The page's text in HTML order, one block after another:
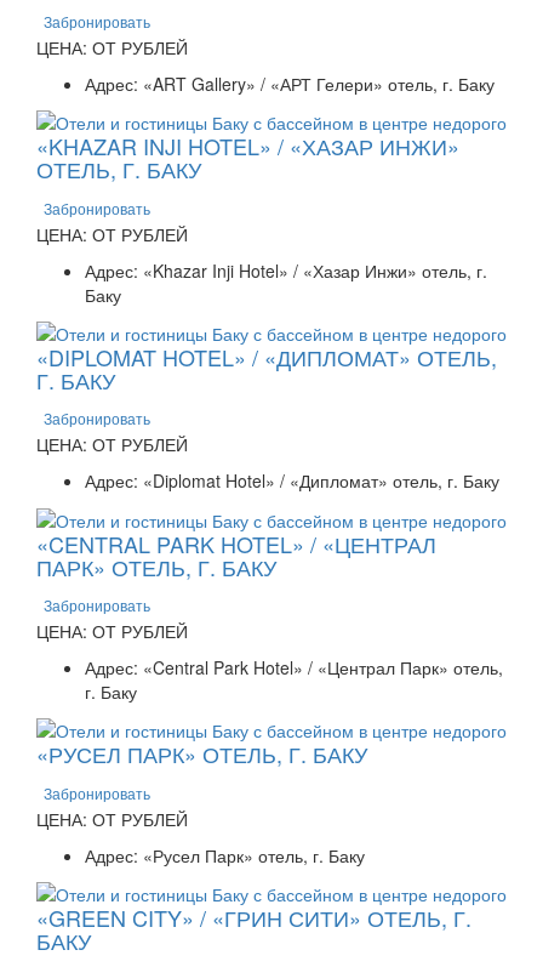
Забронировать
ЦЕНА: ОТ РУБЛЕЙ
Адрес: «ART Gallery» / «АРТ Гелери» отель, г. Баку
«KHAZAR INJI HOTEL» / «ХАЗАР ИНЖИ»
ОТЕЛЬ, Г. БАКУ
Забронировать
ЦЕНА: ОТ РУБЛЕЙ
Адрес: «Khazar Inji Hotel» / «Хазар Инжи» отель, г.
Баку
«DIPLOMAT HOTEL» / «ДИПЛОМАТ» ОТЕЛЬ,
Г. БАКУ
Забронировать
ЦЕНА: ОТ РУБЛЕЙ
Адрес: «Diplomat Hotel» / «Дипломат» отель, г. Баку
«CENTRAL PARK HOTEL» / «ЦЕНТРАЛ
ПАРК» ОТЕЛЬ, Г. БАКУ
Забронировать
ЦЕНА: ОТ РУБЛЕЙ
Адрес: «Central Park Hotel» / «Централ Парк» отель,
г. Баку
«РУСЕЛ ПАРК» ОТЕЛЬ, Г. БАКУ
Забронировать
ЦЕНА: ОТ РУБЛЕЙ
Адрес: «Русел Парк» отель, г. Баку
«GREEN CITY» / «ГРИН СИТИ» ОТЕЛЬ, Г.
БАКУ